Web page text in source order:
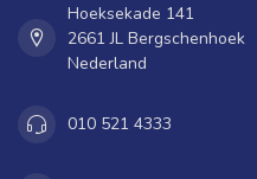
Hoeksekade 141
2661 JL Bergschenhoek
Nederland
010 521 4333